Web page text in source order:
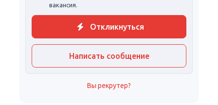
вакансия.
Откликнуться
Написать сообщение
Вы рекрутер?